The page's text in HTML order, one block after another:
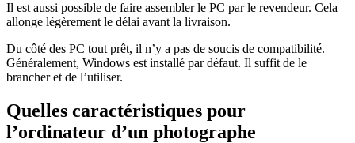
Il est aussi possible de faire assembler le PC par le revendeur. Cela
allonge légèrement le délai avant la livraison.
Du côté des PC tout prêt, il n’y a pas de soucis de compatibilité.
Généralement, Windows est installé par défaut. Il suffit de le
brancher et de l’utiliser.
Quelles caractéristiques pour
l’ordinateur d’un photographe